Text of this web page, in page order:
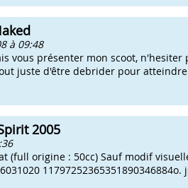
à 09:48
vous présenter mon scoot,
juste d'être debrider pour
2005
(full origine : 50cc) Sauf modif